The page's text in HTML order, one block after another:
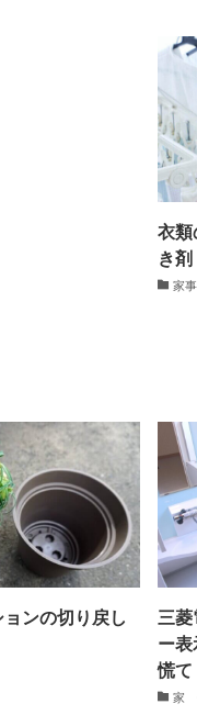
衣類
き
家事
ョンの切り戻し
三菱
ー
慌て
家